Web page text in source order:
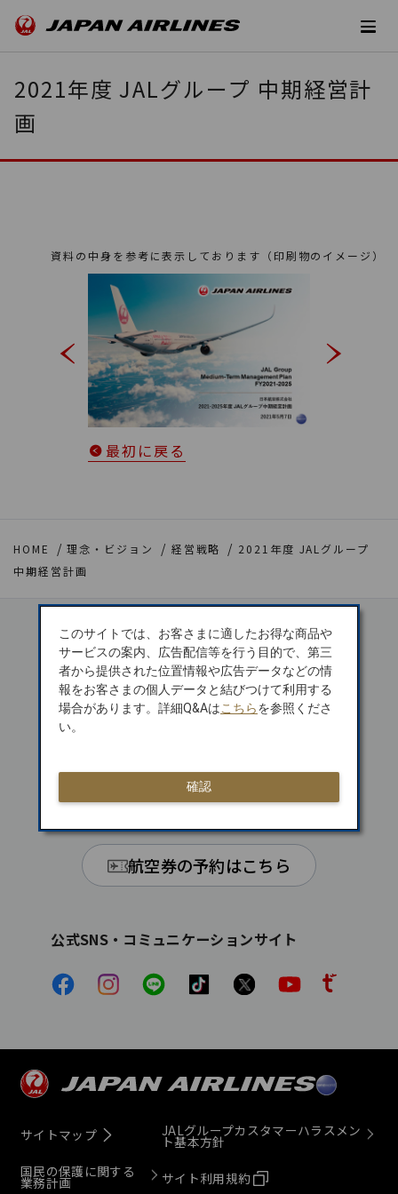
2021年度 JALグループ 中期経営計
画
資料の中身を参考に表示しております（印刷物のイメージ）
最初に戻る
HOME 理念・ビジョン 経営戦略
2021年度 JALグループ
中期経営計画
日本初 APEX
「WORLD CLASS」受賞
SKYTRAX
5スターエアライン
航空券の予約はこちら
公式SNS・コミュニケーションサイト
サイトマップ
国民の保護に関する
業務計画
JALグループカスタマーハラスメン
ト基本方針
サイト利用規約
このサイトでは、お客さまに適したお得な商品や
サービスの案内、広告配信等を行う目的で、第三
者から提供された位置情報や広告データなどの情
報をお客さまの個人データと結びつけて利用する
場合があります。詳細Q&Aはこちらを参照くださ
い。
確認